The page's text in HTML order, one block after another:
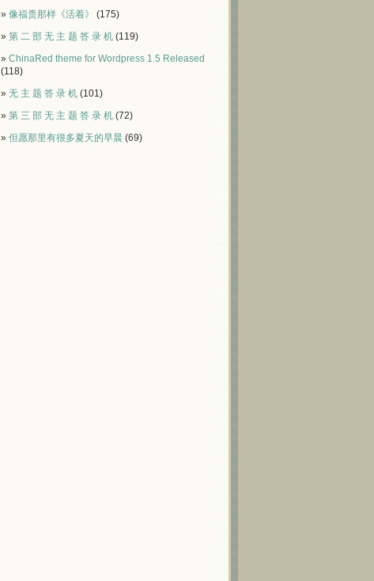
» 像福贵那样《活着》
(175)
» 第 二 部 无 主 题 答 录 机 (119)
» ChinaRed theme for Wordpress 1.5 Released
(118)
» 无 主 题 答 录 机 (101)
» 第 三 部 无 主 题 答 录 机 (72)
» 但愿那里有很多夏天的早晨 (69)